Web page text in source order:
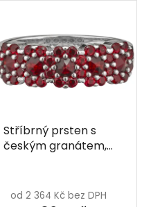
Stříbrný prsten s
českým granátem,
hodnocení
od 2 364 Kč bez DPH